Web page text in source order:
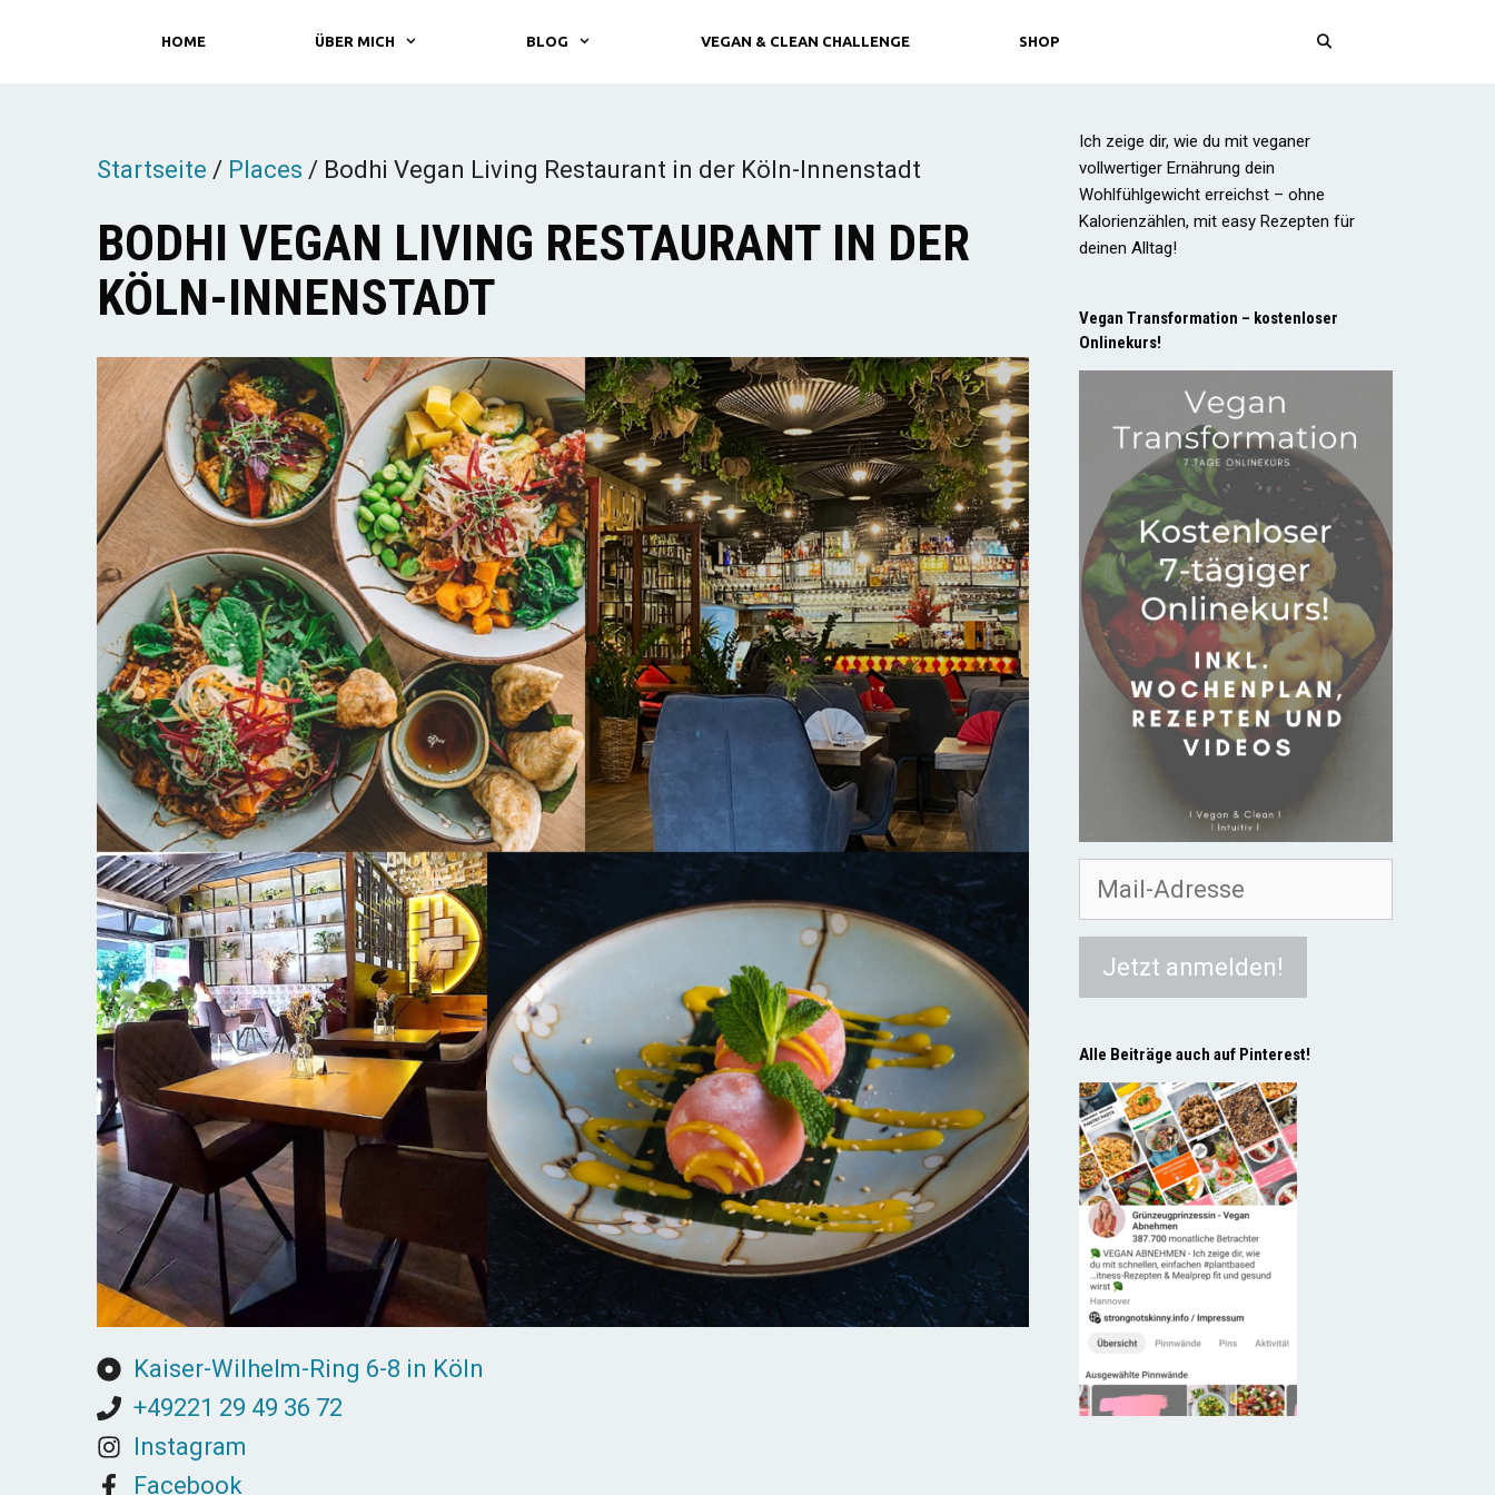
HOME ÜBER MICH BLOG VEGAN & CLEAN CHALLENGE SHOP
Startseite / Places / Bodhi Vegan Living Restaurant in der Köln-Innenstadt
BODHI VEGAN LIVING RESTAURANT IN DER
KÖLN-INNENSTADT
Kaiser-Wilhelm-Ring 6-8 in Köln
+49221 29 49 36 72
Instagram
Facebook
Ich zeige dir, wie du mit veganer
vollwertiger Ernährung dein
Wohlfühlgewicht erreichst – ohne
Kalorienzählen, mit easy Rezepten für
deinen Alltag!
Vegan Transformation – kostenloser
Onlinekurs!
Alle Beiträge auch auf Pinterest!